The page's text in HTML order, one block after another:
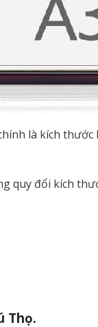
là kích
quy đổi kích
Thọ.